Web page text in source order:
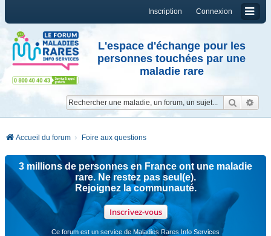
Connexion
Inscription
L'espace d'échange pour les
personnes touchées par une
maladie rare
Accueil du forum Foire aux questions
3 millions de personnes en France ont une maladie
rare. Ne restez pas seul(e).
Rejoignez la communauté.
Inscrivez-vous
Ce forum est un service de Maladies Rares Info Services